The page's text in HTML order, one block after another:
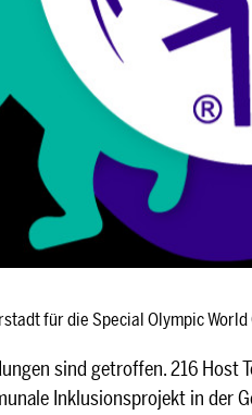
für die Special Olympic World
sind getroffen. 216 Host
Inklusionsprojekt in der